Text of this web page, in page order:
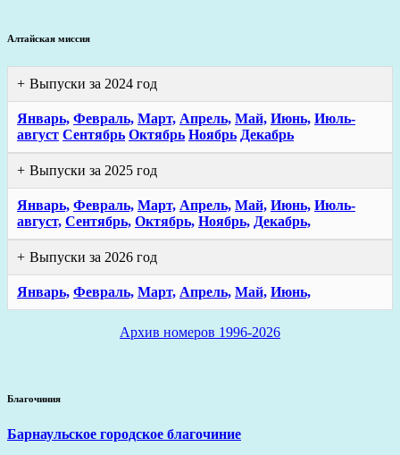
Алтайская миссия
Выпуски за 2024 год
Январь, Февраль, Март, Апрель, Май, Июнь, Июль-
август Сентябрь Октябрь Ноябрь Декабрь
Выпуски за 2025 год
Январь, Февраль, Март, Апрель, Май, Июнь, Июль-
август, Сентябрь, Октябрь, Ноябрь, Декабрь,
Выпуски за 2026 год
Январь, Февраль, Март, Апрель, Май, Июнь,
Архив номеров 1996-2026
Благочиния
Барнаульское городское благочиние